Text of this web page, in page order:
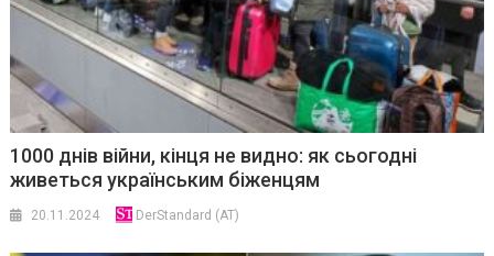
1000 днів війни, кінця не видно: як сьогодні
живеться українським біженцям
20.11.2024 DerStandard (AT)